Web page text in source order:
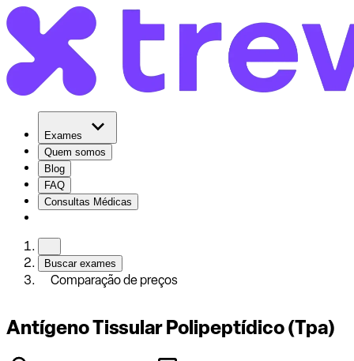
Exames
Quem somos
Blog
FAQ
Consultas Médicas
Buscar exames
Comparação de preços
Antígeno Tissular Polipeptídico (Tpa)